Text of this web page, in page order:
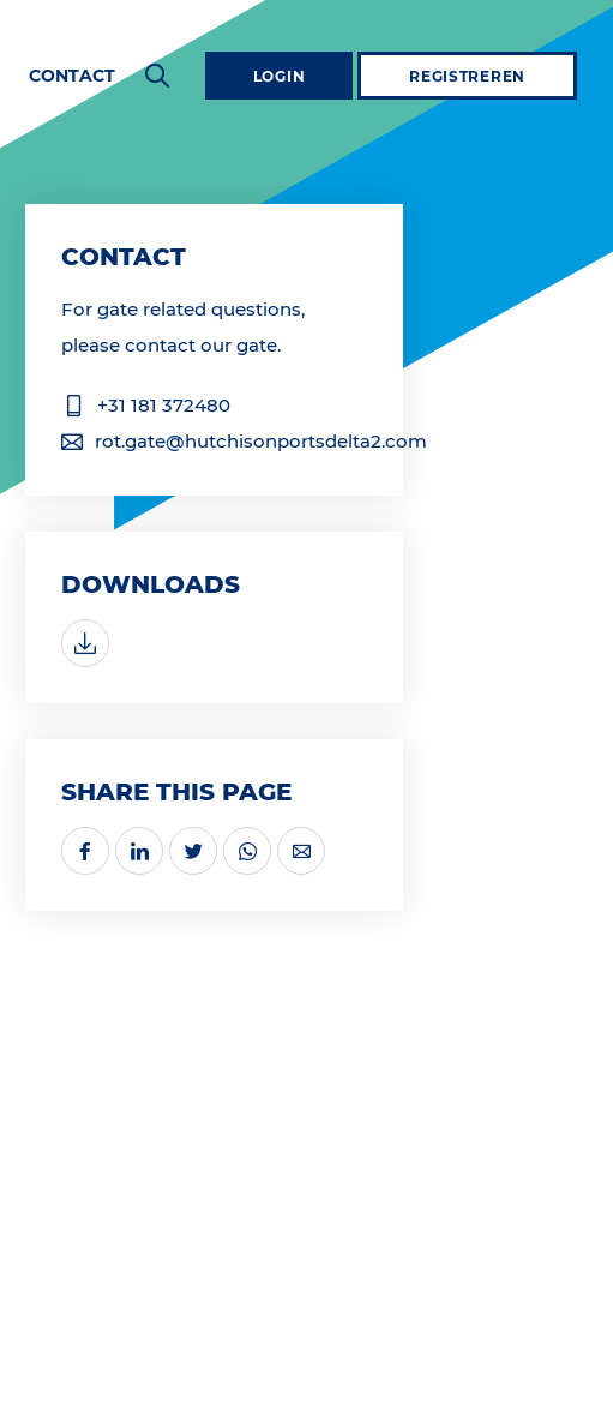
CONTACT LOGIN REGISTREREN
CONTACT
For gate related questions,
please contact our gate.
+31 181 372480
rot.gate@hutchisonportsdelta2.com
DOWNLOADS
SHARE THIS PAGE